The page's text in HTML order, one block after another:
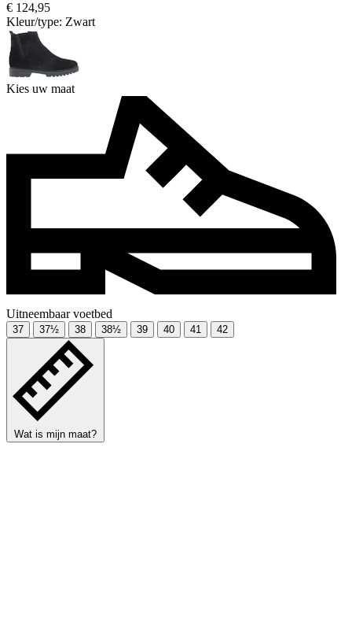
€ 124,95
Kleur/type: Zwart
Kies uw maat
Uitneembaar voetbed
37 37½ 38 38½ 39 40 41 42
Wat is mijn maat?